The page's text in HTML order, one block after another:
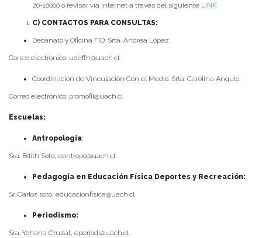
20-10000 o revisar vía Internet a través del siguiente LINK
C) CONTACTOS PARA CONSULTAS:
Decanato y Oficina FID: Srta. Andrea López.
Correo electrónico: udeffh@uach.cl
Coordinación de Vinculación Con el Medio: Srta. Carolina Angulo
Correo electrónico: promofil@uach.cl
Escuelas:
Antropología:
Sra. Edith Soto, eantropo@uach.cl
Pedagogía en Educación Física Deportes y Recreación:
Sr. Carlos soto, educacionfisica@uach.cl
Periodismo:
Sra. Yohana Cruzat, eperiodi@uach.cl